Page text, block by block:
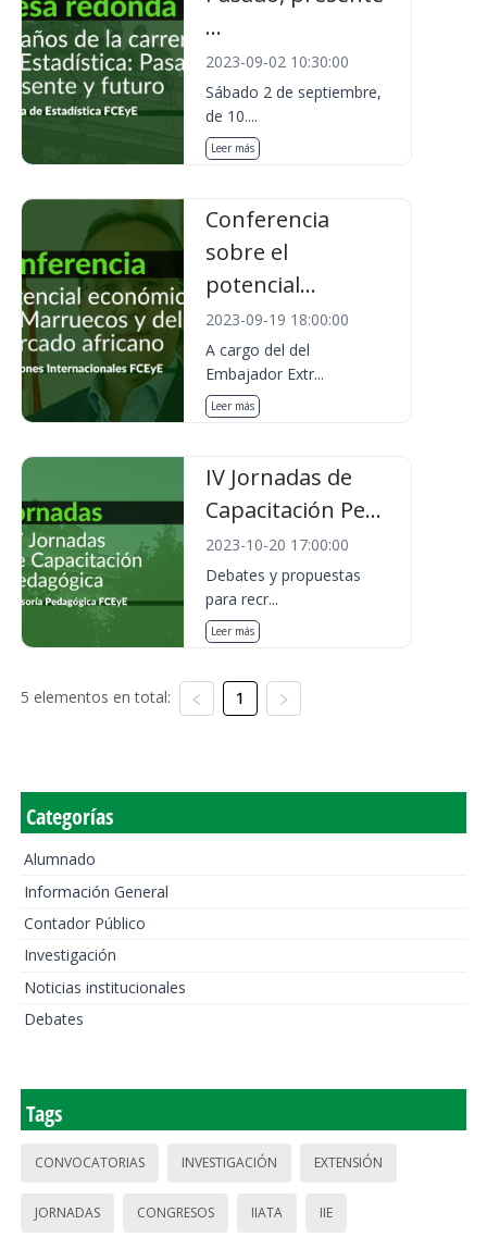
...
2023-09-02 10:30:00
Sábado 2 de septiembre,
de 10....
Leer más
Conferencia
sobre el
potencial...
2023-09-19 18:00:00
A cargo del del
Embajador Extr...
Leer más
IV Jornadas de
Capacitación Pe...
2023-10-20 17:00:00
Debates y propuestas
para recr...
Leer más
5 elementos en total: 1
Categorías
Alumnado
Información General
Contador Público
Investigación
Noticias institucionales
Debates
Tags
CONVOCATORIAS INVESTIGACIÓN EXTENSIÓN
JORNADAS CONGRESOS IIATA IIE